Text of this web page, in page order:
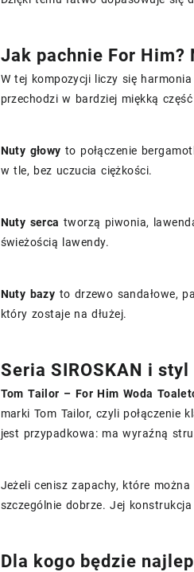
Jak pachnie For Him?
W tej kompozycji liczy się
przechodzi w bardziej miękką
Nuty głowy to połączenie
w tle, bez uczucia ciężkości.
Nuty serca tworzą piwonia,
świeżością lawendy.
Nuty bazy to drzewo sandałowe,
który zostaje na dłużej.
Seria SIROSKAN i
Tom Tailor – For Him Woda
marki Tom Tailor, czyli połączenie
jest przypadkowa: ma wyraźną
Jeżeli cenisz zapachy, które
szczególnie dobrze. Jej
Dla kogo będzie